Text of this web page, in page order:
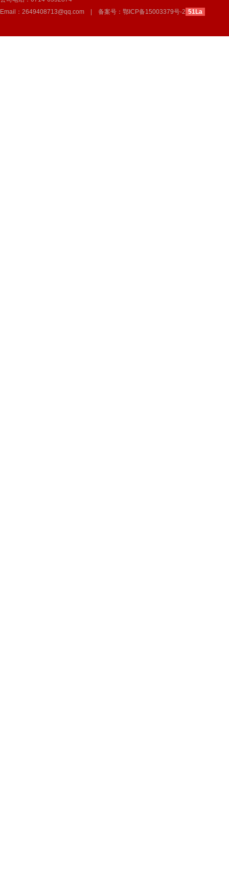
Email：2649408713@qq.com | 备案号： 鄂ICP备15003379号-2 51La